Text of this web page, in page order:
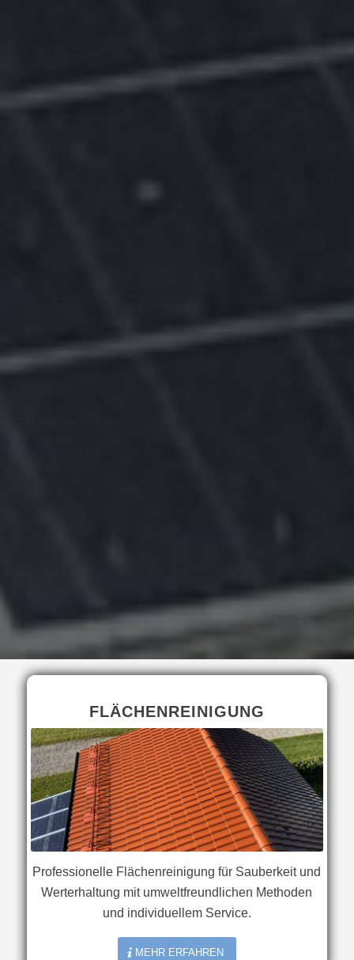
FLÄCHENREINIGUNG
Professionelle Flächenreinigung für Sauberkeit und
Werterhaltung mit umweltfreundlichen Methoden
und individuellem Service.
MEHR ERFAHREN